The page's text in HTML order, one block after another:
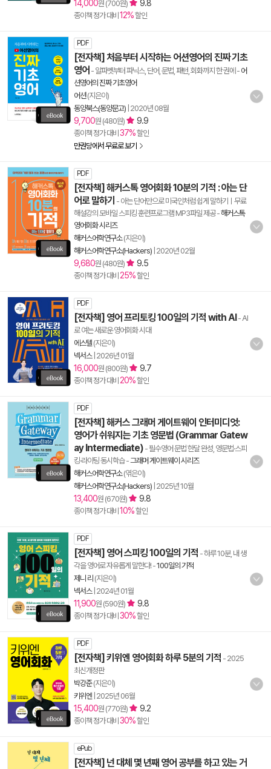
14,000원 (700원) 9.8
종이책 정가 대비 12%할인
PDF
[전자책] 처음부터 시작하는 어션영어의 진짜 기초
영어 - 알파벳부터 파닉스, 단어, 문법, 패턴, 회화까지 한 권에 - 어
션영어의 진짜 기초영어
어션(지은이)
동양북스(동양문고) 2020년 08월
9,700원 (480원) 9.9
종이책 정가 대비 37%할인
만권당에서 무료로 보기
PDF
[전자책] 해커스톡 영어회화 10분의 기적 : 아는 단
어로 말하기 - 아는 단어만으로 미국인처럼 쉽게 말하기ㅣ무료
해설강의 모바일 스피킹 훈련프로그램 MP3파일 제공-해커스톡
영어회화 시리즈
해커스어학연구소(지은이)
해커스어학연구소(Hackers) 2020년 02월
9,680원 (480원) 9.5
종이책 정가 대비 25%할인
PDF
[전자책] 영어 프리토킹 100일의 기적 with AI - AI
로 여는 새로운 영어회화 시대
에스텔 (지은이)
넥서스| 2026년 01월
16,000원 (800원) 9.7
종이책 정가 대비 20%할인
PDF
[전자책] 해커스 그래머 게이트웨이 인터미디엇:
영어가 쉬워지는 기초 영문법 (Grammar Gatew
ay Intermediate) - 필수영어 문법 한달 완성, 영문법·스피
킹·라이팅 동시학습-그래머 게이트웨이 시리즈
해커스어학연구소(엮은이)
해커스어학연구소(Hackers) 2025년 10월
13,400원 (670원) 9.8
종이책 정가 대비 10%할인
PDF
[전자책] 영어 스피킹 100일의 기적 - 하루 10분, 내 생
각을 영어로 자유롭게 말한다!-100일의 기적
제니 리 (지은이)
넥서스| 2024년 01월
11,900원 (590원) 9.8
종이책 정가 대비 30%할인
PDF
[전자책] 키위엔 영어회화 하루 5분의 기적 - 2025
최신개정판
박강준(지은이)
키위엔 2025년 06월
15,400원 (770원) 9.2
종이책 정가 대비 30%할인
ePub
[전자책] 넌 대체 몇 년째 영어 공부를 하고 있는 거